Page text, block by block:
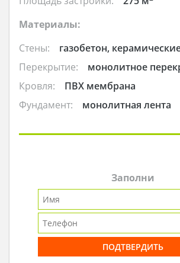
Материалы:
Стены:
газобетон,
Перекрытие:
монолитное
Кровля:
ПВХ мембрана
Фундамент:
монолитная лента
Заполни